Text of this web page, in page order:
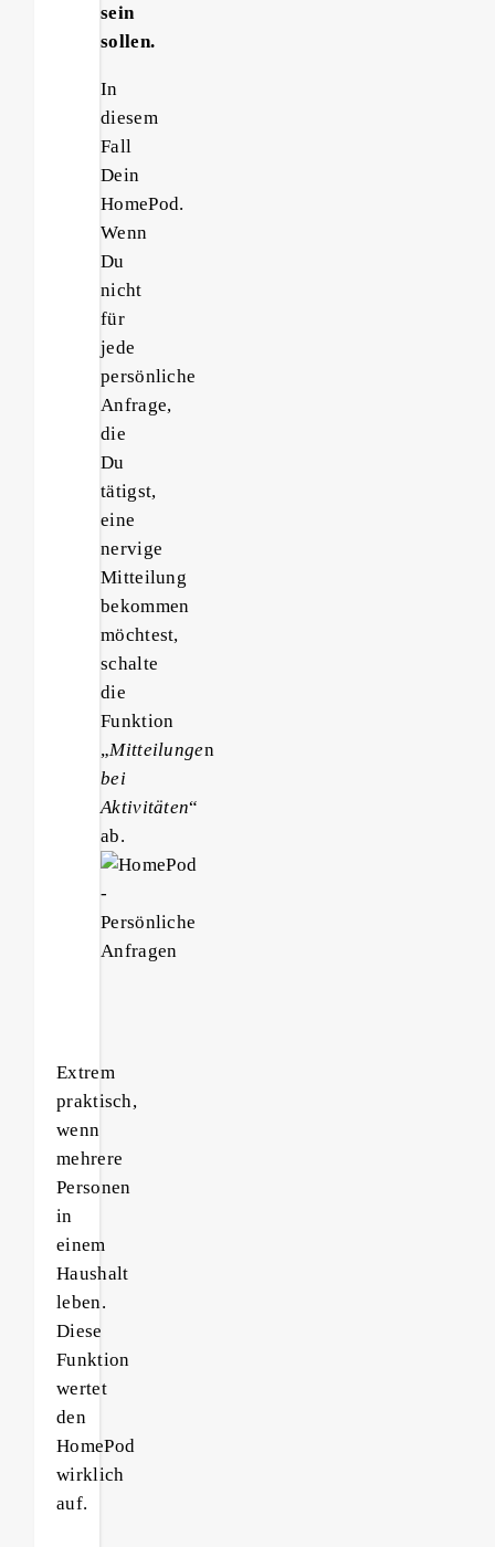
sein
sollen.
In
diesem
Fall
Dein
HomePod.
Wenn
Du
nicht
für
jede
persönliche
Anfrage,
die
Du
tätigst,
eine
nervige
Mitteilung
bekommen
möchtest,
schalte
die
Funktion
„Mitteilungen
bei
Aktivitäten“
ab.
Extrem
praktisch,
wenn
mehrere
Personen
in
einem
Haushalt
leben.
Diese
Funktion
wertet
den
HomePod
wirklich
auf.